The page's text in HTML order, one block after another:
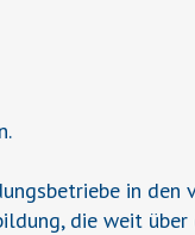
in den
die weit über